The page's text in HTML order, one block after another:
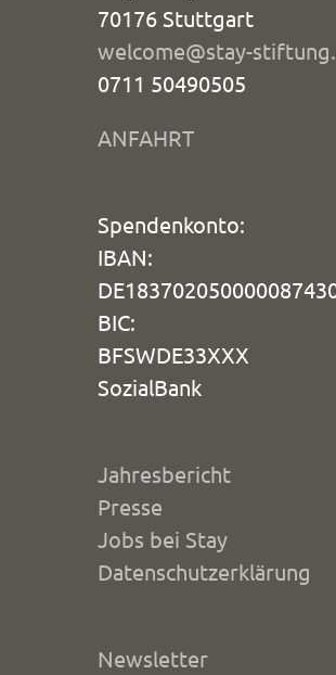
70176 Stuttgart
welcome@stay-
0711 50490505
ANFAHRT
Spendenkonto:
IBAN:
BIC:
BFSWDE33XXX
SozialBank
Jahresbericht
Presse
Jobs bei Stay
Datenschutzerklärung
Newsletter